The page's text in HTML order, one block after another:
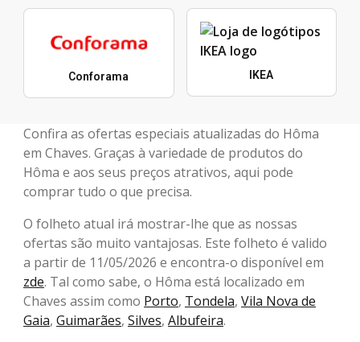
Conforama IKEA
Confira as ofertas especiais atualizadas do Hôma
em Chaves. Graças à variedade de produtos do
Hôma e aos seus preços atrativos, aqui pode
comprar tudo o que precisa.
O folheto atual irá mostrar-lhe que as nossas
ofertas são muito vantajosas. Este folheto é valido
a partir de 11/05/2026 e encontra-o disponível em
zde. Tal como sabe, o Hôma está localizado em
Chaves assim como Porto, Tondela, Vila Nova de
Gaia, Guimarães, Silves, Albufeira.